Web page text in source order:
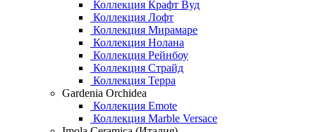
Коллекция Крафт Вуд
Коллекция Лофт
Коллекция Мирамаре
Коллекция Нолана
Коллекция Рейнбоу
Коллекция Страйд
Коллекция Терра
Gardenia Orchidea
Коллекция Emote
Коллекция Marble Versace